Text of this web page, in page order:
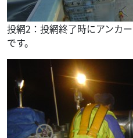
投網2：投網終了時にアンカ
です。